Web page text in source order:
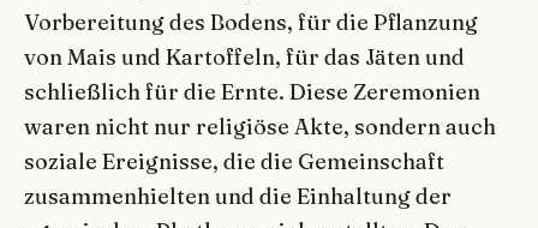
Vorbereitung des Bodens, für die Pflanzung
von Mais und Kartoffeln, für das Jäten und
schließlich für die Ernte. Diese Zeremonien
waren nicht nur religiöse Akte, sondern auch
soziale Ereignisse, die die Gemeinschaft
zusammenhielten und die Einhaltung der